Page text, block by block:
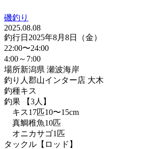
磯釣り
2025.08.08
釣行日 2025年8月8日（金）
22:00〜24:00
4:00～7:00
場所新潟県 瀬波海岸
釣り人 郡山インター店 大木
釣種キス
釣果 【3人】
キス17匹10〜15cm
真鯛稚魚10匹
オニカサゴ1匹
タックル 【ロッド】